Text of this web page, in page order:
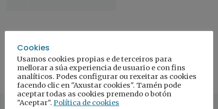
Cookies
Usamos cookies propias e de terceiros para
mellorar a súa experiencia de usuario e con fins
analíticos. Podes configurar ou rexeitar as cookies
facendo clic en "Axustar cookies". Tamén pode
aceptar todas as cookies premendo o botón
"Aceptar". Política de cookies